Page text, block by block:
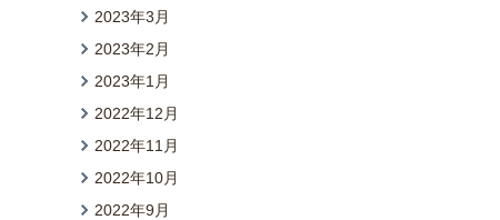
2023年3月
2023年2月
2023年1月
2022年12月
2022年11月
2022年10月
2022年9月